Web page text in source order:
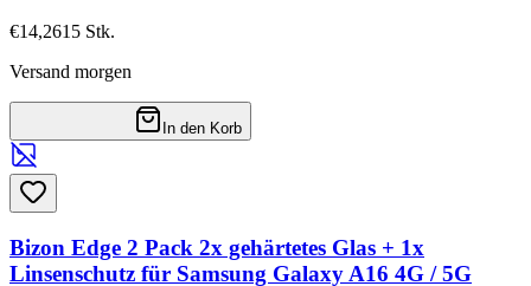
€14,2615 Stk.
Versand morgen
In den Korb
Bizon Edge 2 Pack 2x gehärtetes Glas + 1x
Linsenschutz für Samsung Galaxy A16 4G / 5G